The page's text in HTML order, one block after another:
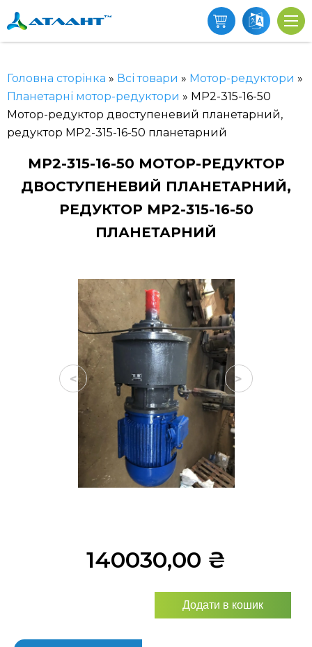
Головна сторінка » Всі товари » Мотор-редуктори »
Планетарні мотор-редуктори » МР2-315-16-50
Мотор-редуктор двоступеневий планетарний,
редуктор МР2-315-16-50 планетарний
МР2-315-16-50 МОТОР-РЕДУКТОР
ДВОСТУПЕНЕВИЙ ПЛАНЕТАРНИЙ,
РЕДУКТОР МР2-315-16-50
ПЛАНЕТАРНИЙ
< >
140030,00 ₴
Додати в кошик